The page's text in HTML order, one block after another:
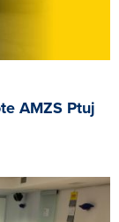
AMZS Ptuj